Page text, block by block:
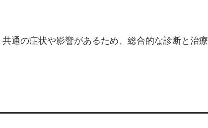
通の症状や影響があるため、総合的な診断と治療